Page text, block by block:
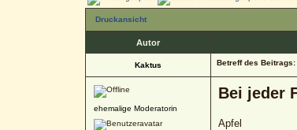
Druckansicht
Autor
Kaktus Betreff des Beitrags:
ehemalige Moderatorin
Bei jeder
Apfel